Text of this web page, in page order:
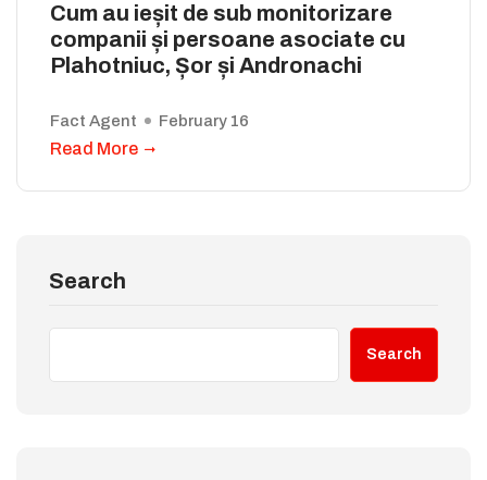
Cum au ieșit de sub monitorizare
companii și persoane asociate cu
Plahotniuc, Șor și Andronachi
Fact Agent February 16
Read More
Search
Search